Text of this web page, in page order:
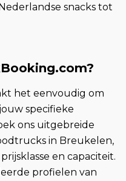
snacks tot
het eenvoudig om
specifieke
ons uitgebreide
in Breukelen,
en capaciteit.
profielen van